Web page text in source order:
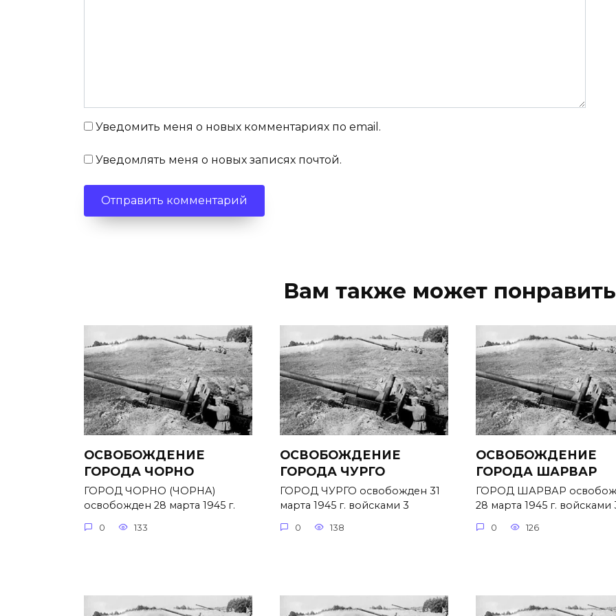
Уведомить меня о новых комментариях по email.
Уведомлять меня о новых записях почтой.
Вам также может
ОСВОБОЖДЕНИЕ
ГОРОДА ЧОРНО
ГОРОД ЧОРНО (ЧОРНА)
освобожден 28 марта 1945 г.
0 133
ОСВОБОЖДЕНИЕ
ГОРОДА ЧУРГО
ГОРОД ЧУРГО освобожден 31
марта 1945 г. войсками 3
0 138
ОСВОБОЖДЕНИЕ
ГОРОДА ШАРВАР
ГОРОД ШАРВАР
28 марта 1945 г. войсками
0 126